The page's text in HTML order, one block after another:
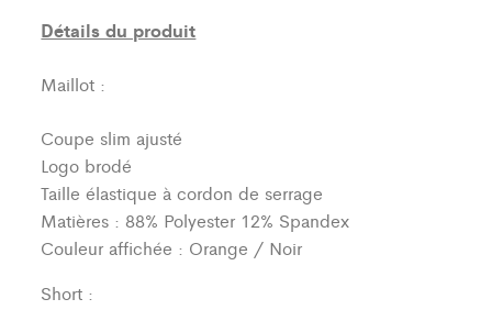
Détails du produit
Maillot :
Coupe slim ajusté
Logo brodé
Taille élastique à cordon de serrage
Matières : 88% Polyester 12% Spandex
Couleur affichée : Orange / Noir
Short :